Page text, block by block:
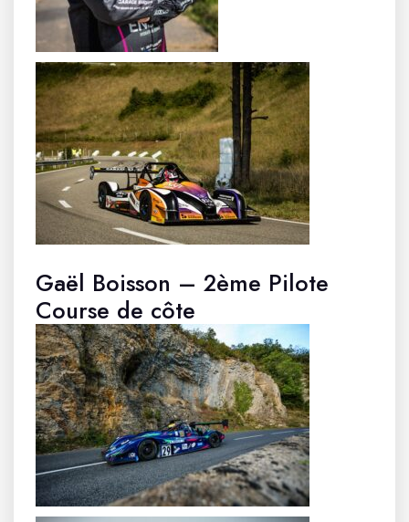
Gaël Boisson – 2ème Pilote
Course de côte